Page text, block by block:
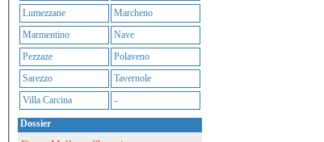
Lumezzane
Marcheno
Marmentino
Nave
Pezzaze
Polaveno
Sarezzo
Tavernole
Villa Carcina
-
Dossier